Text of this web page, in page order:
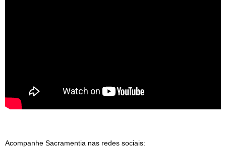
Acompanhe Sacramentia nas redes sociais: